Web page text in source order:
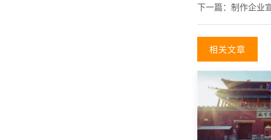
下一篇： 制作企业
相关文章